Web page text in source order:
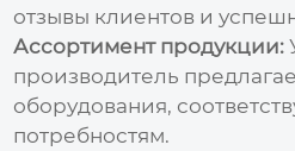
отзывы клиентов и
Ассортимент продукции:
производитель
оборудования,
потребностям.